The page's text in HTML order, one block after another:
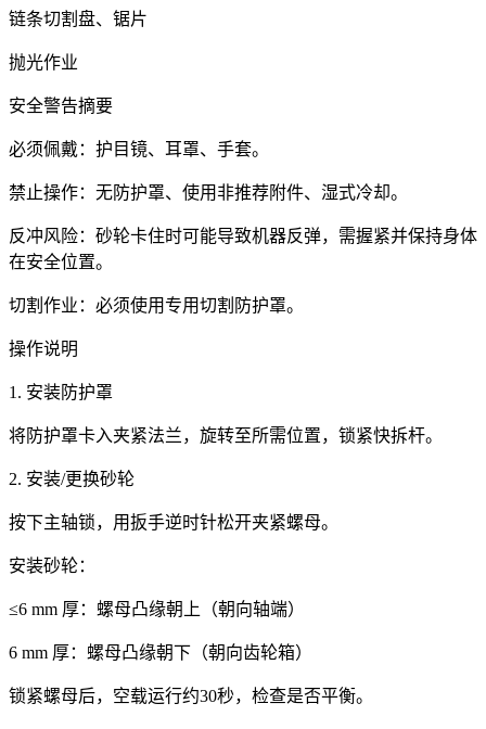
链条切割盘、锯片
抛光作业
安全警告摘要
必须佩戴：护目镜、耳罩、手套。
禁止操作：无防护罩、使用非推荐附件、湿式冷却。
反冲风险：砂轮卡住时可能导致机器反弹，需握紧并保持身体
在安全位置。
切割作业：必须使用专用切割防护罩。
操作说明
1. 安装防护罩
将防护罩卡入夹紧法兰，旋转至所需位置，锁紧快拆杆。
2. 安装/更换砂轮
按下主轴锁，用扳手逆时针松开夹紧螺母。
安装砂轮：
≤6 mm 厚：螺母凸缘朝上（朝向轴端）
6 mm 厚：螺母凸缘朝下（朝向齿轮箱）
锁紧螺母后，空载运行约30秒，检查是否平衡。